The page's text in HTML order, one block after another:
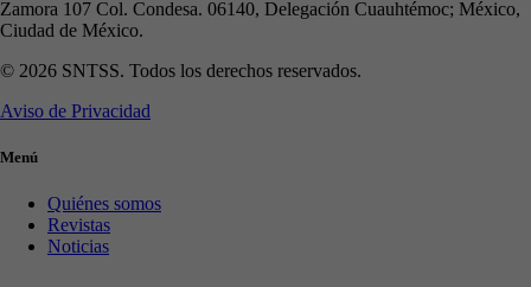
Zamora 107 Col. Condesa. 06140, Delegación Cuauhtémoc; México,
Ciudad de México.
© 2026 SNTSS. Todos los derechos reservados.
Aviso de Privacidad
Menú
Quiénes somos
Revistas
Noticias